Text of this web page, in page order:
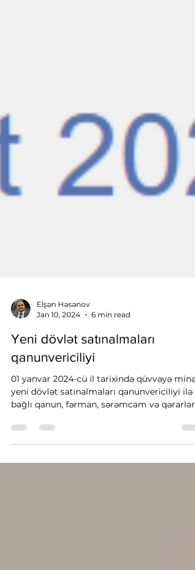
Jan 10, 2024
6 min read
Yeni dövlət satınalmaları
qanunvericiliyi
01 yanvar 2024-cü il tarixində qüvvəyə
yeni dövlət satınalmaları qanunvericiliyi ilə
bağlı qanun, fərman, sərəmcam və qərarlara